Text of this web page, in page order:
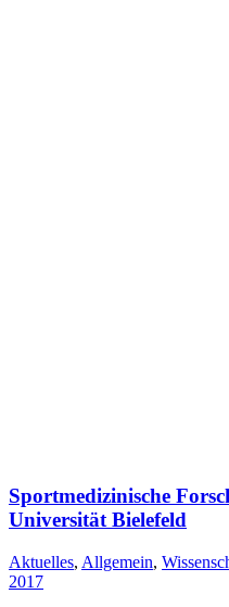
Sportmedizinische
Universität Bielefeld
Aktuelles, Allgemein,
2017